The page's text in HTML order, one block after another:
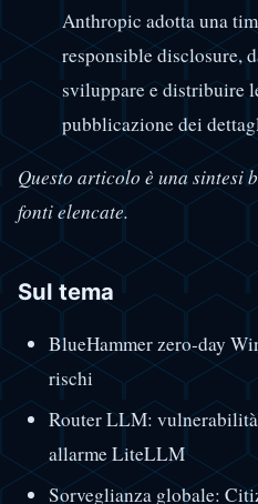
Anthropic adotta una
responsible disclosure,
sviluppare e distribuire
pubblicazione dei
Questo articolo è una sintesi
fonti elencate.
Sul tema
BlueHammer zero-day
rischi
Router LLM:
allarme LiteLLM
Sorveglianza globale: